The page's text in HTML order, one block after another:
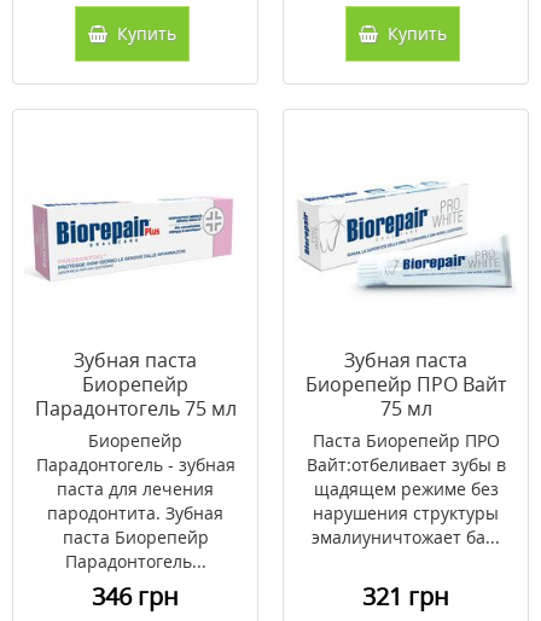
Купить Купить
Зубная паста
Биорепейр
Парадонтогель 75 мл
Биорепейр
Парадонтогель - зубная
паста для лечения
пародонтита. Зубная
паста Биорепейр
Парадонтогель...
346 грн
Зубная паста
Биорепейр ПРО Вайт
75 мл
Паста Биорепейр ПРО
Вайт:отбеливает зубы в
щадящем режиме без
нарушения структуры
эмалиуничтожает ба...
321 грн